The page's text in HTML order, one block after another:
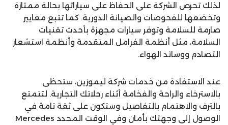
لذلك تحرص الشركة على الحفاظ على سياراتها بحالة ممتازة
وتخضعها للفحوصات والصيانة الدورية. كما تتبع معايير
صارمة للسلامة وتوفر سيارات مجهزة بأحدث تقنيات
السلامة، مثل أنظمة الفرامل المتقدمة وأنظمة استشعار
التصادم ووسائد الهواء.
عند الاستفادة من خدمات شركة ليموزين، ستحظى
بالاسترخاء والراحة والفخامة أثناء رحلاتك التجارية. لتتمتع
بالترف والاهتمام بالتفاصيل وستكون على ثقة تامة في
الوصول إلى وجهتك بأمان وفي الوقت المحدد Mercedes